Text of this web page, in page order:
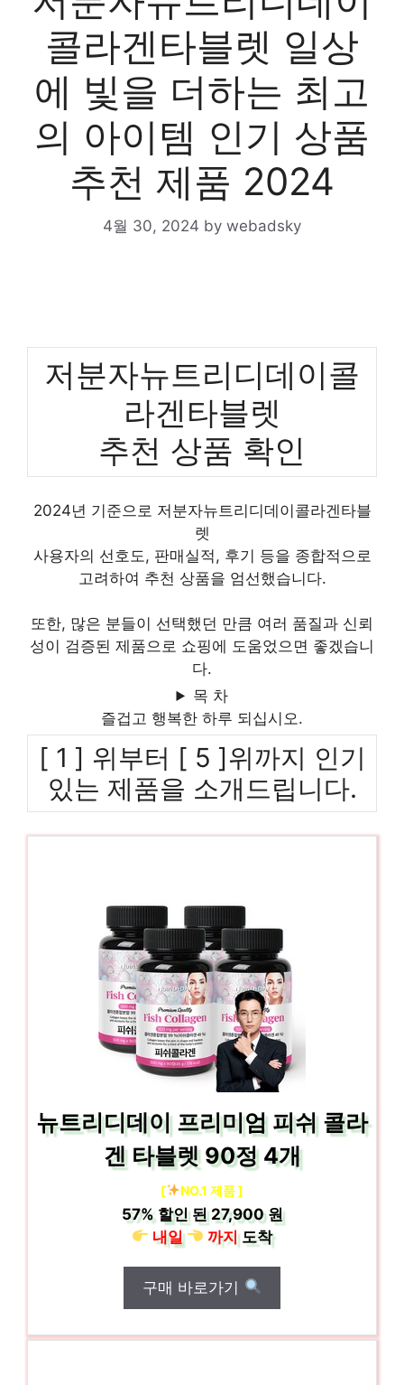
콜라겐타블렛 일상
에 빛을 더하는 최고
의 아이템 인기 상품
추천 제품 2024
4월 30, 2024 by webadsky
저분자뉴트리디데이콜
라겐타블렛
추천 상품 확인
2024년 기준으로 저분자뉴트리디데이콜라겐타블
렛
사용자의 선호도, 판매실적, 후기 등을 종합적으로
고려하여 추천 상품을 엄선했습니다.
또한, 많은 분들이 선택했던 만큼 여러 품질과 신뢰
성이 검증된 제품으로 쇼핑에 도움었으면 좋겠습니
다.
목 차
즐겁고 행복한 하루 되십시오.
[ 1 ] 위부터 [ 5 ]위까지 인기
있는 제품을 소개드립니다.
뉴트리디데이 프리미엄 피쉬 콜라
겐 타블렛 90정 4개
[ NO.1 제품 ]
57%할인 된27,900 원
내일
까지도착
구매 바로가기